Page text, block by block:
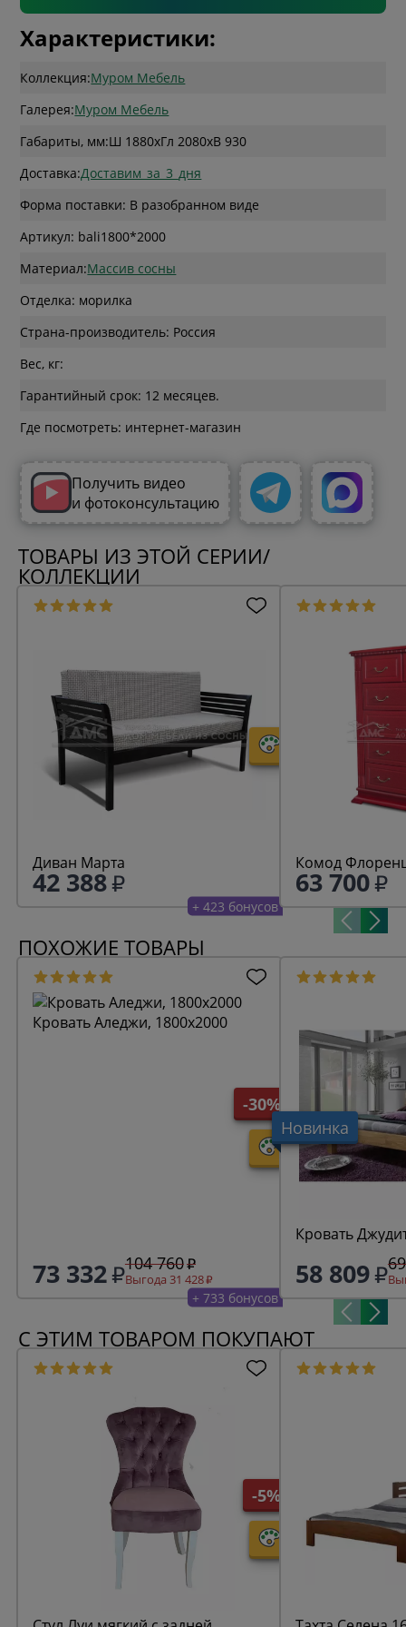
Характеристики:
Коллекция:Муром Мебель
Галерея:Муром Мебель
Габариты, мм:Ш 1880xГл 2080xВ 930
Доставка:Доставим_за_3_дня
Форма поставки: В разобранном виде
Артикул: bali1800*2000
Материал:Массив сосны
Отделка: морилка
Страна-производитель: Россия
Вес, кг:
Гарантийный срок: 12 месяцев.
Где посмотреть: интернет-магазин
Получить видео
и фотоконсультацию
ТОВАРЫ ИЗ ЭТОЙ СЕРИИ/
КОЛЛЕКЦИИ
Диван Марта
42 388
+ 423 бонусов
Комод
63 700
ПОХОЖИЕ ТОВАРЫ
-30%
Кровать Аледжи, 1800х2000
73 332 104 760
Выгода 31 428
+ 733 бонусов
Новинка
Кровать
58 809
С ЭТИМ ТОВАРОМ ПОКУПАЮТ
-5%